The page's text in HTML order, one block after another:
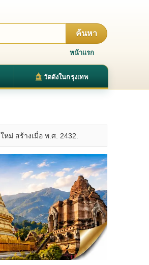
ค้นหา
หน้าแรก
วัดดังในกรุงเทพ
ม่ สร้างเมื่อ พ.ศ. 2432.